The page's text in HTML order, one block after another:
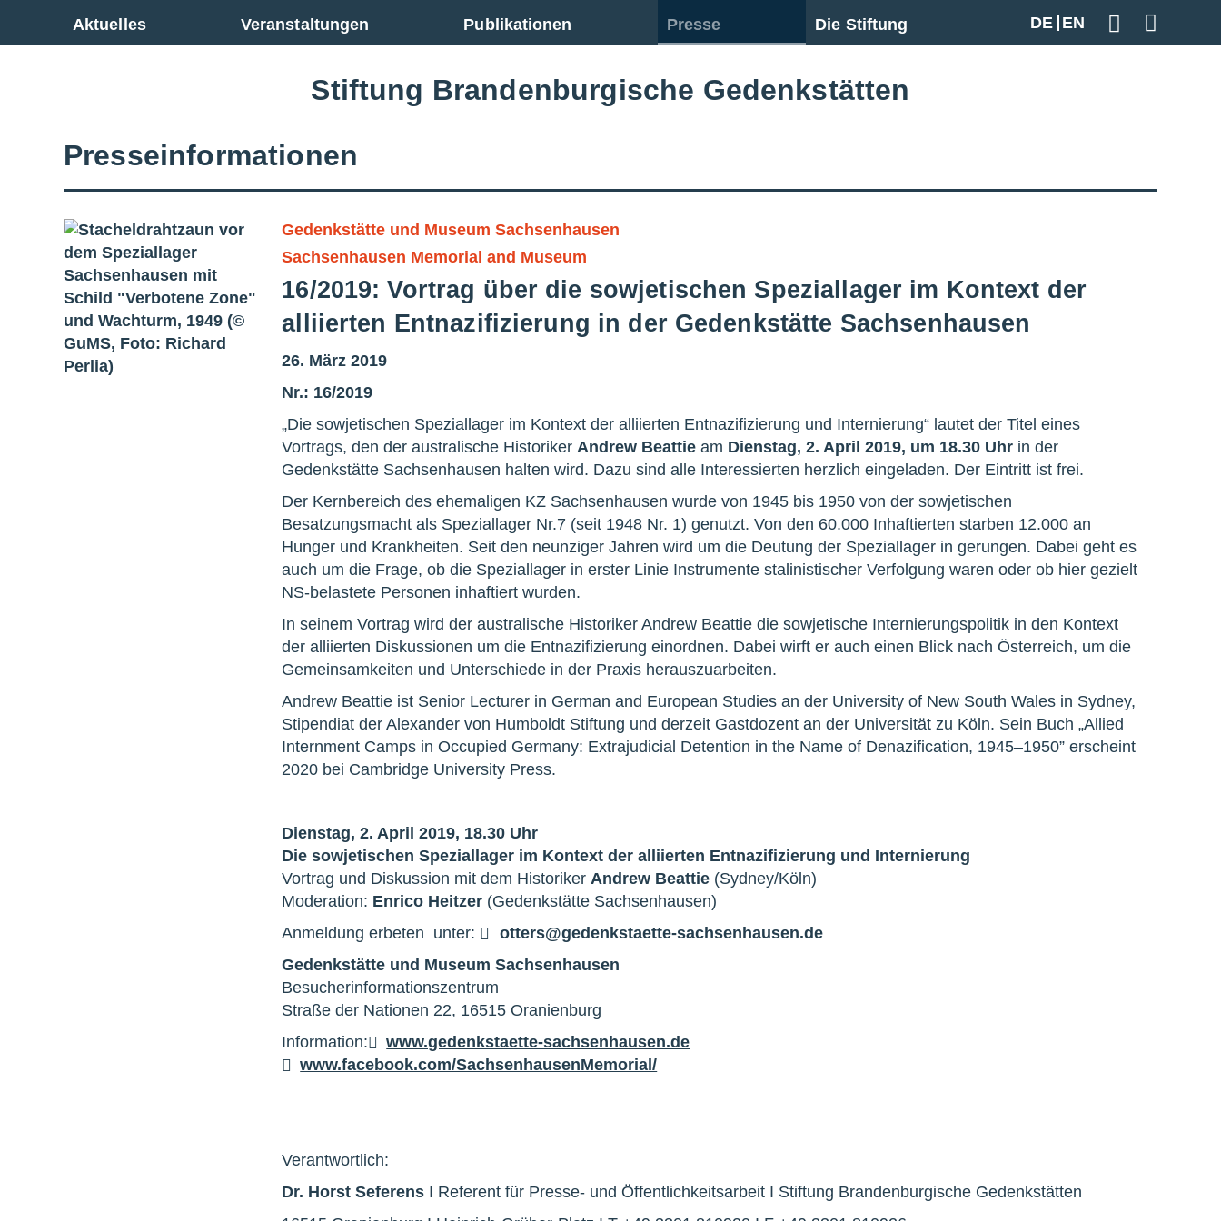
Aktuelles Veranstaltungen Publikationen Presse Die Stiftung DE EN
Zur Gesamtübersicht
Stiftung Brandenburgische Gedenkstätten
Presseinformationen
Gedenkstätte und Museum Sachsenhausen
Sachsenhausen Memorial and Museum
16/2019: Vortrag über die sowjetischen Speziallager im Kontext der
alliierten Entnazifizierung in der Gedenkstätte Sachsenhausen
26. März 2019
Nr.: 16/2019
„Die sowjetischen Speziallager im Kontext der alliierten Entnazifizierung und Internierung“ lautet der Titel eines
Vortrags, den der australische HistorikerAndrew Beattie am Dienstag, 2. April 2019, um 18.30 Uhr in der
Gedenkstätte Sachsenhausen halten wird. Dazu sind alle Interessierten herzlich eingeladen. Der Eintritt ist frei.
Der Kernbereich des ehemaligen KZ Sachsenhausen wurde von 1945 bis 1950 von der sowjetischen
Besatzungsmacht als Speziallager Nr.7 (seit 1948 Nr. 1) genutzt. Von den 60.000 Inhaftierten starben 12.000 an
Hunger und Krankheiten. Seit den neunziger Jahren wird um die Deutung der Speziallager in gerungen. Dabei geht es
auch um die Frage, ob die Speziallager in erster Linie Instrumente stalinistischer Verfolgung waren oder ob hier gezielt
NS-belastete Personen inhaftiert wurden.
In seinem Vortrag wird der australische Historiker Andrew Beattie die sowjetische Internierungspolitik in den Kontext
der alliierten Diskussionen um die Entnazifizierung einordnen. Dabei wirft er auch einen Blick nach Österreich, um die
Gemeinsamkeiten und Unterschiede in der Praxis herauszuarbeiten.
Andrew Beattie ist Senior Lecturer in German and European Studies an der University of New South Wales in Sydney,
Stipendiat der Alexander von Humboldt Stiftung und derzeit Gastdozent an der Universität zu Köln. Sein Buch „Allied
Internment Camps in Occupied Germany: Extrajudicial Detention in the Name of Denazification, 1945–1950” erscheint
2020 bei Cambridge University Press.
Dienstag, 2. April 2019, 18.30 Uhr
Die sowjetischen Speziallager im Kontext der alliierten Entnazifizierung und Internierung
Vortrag und Diskussion mit dem HistorikerAndrew Beattie (Sydney/Köln)
Moderation: Enrico Heitzer (Gedenkstätte Sachsenhausen)
Anmeldung erbeten unter:
otters@gedenkstaette-sachsenhausen.de
Gedenkstätte und Museum Sachsenhausen
Besucherinformationszentrum
Straße der Nationen 22, 16515 Oranienburg
Information:
www.gedenkstaette-sachsenhausen.de
www.facebook.com/SachsenhausenMemorial/
Verantwortlich:
Dr. Horst Seferens I Referent für Presse- und Öffentlichkeitsarbeit I Stiftung Brandenburgische Gedenkstätten